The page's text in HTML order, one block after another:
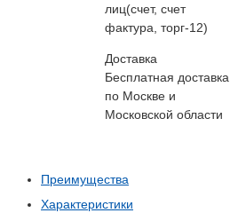
лиц(счет, счет
фактура, торг-12)
Доставка
Бесплатная доставка
по Москве и
Московской области
Преимущества
Характеристики